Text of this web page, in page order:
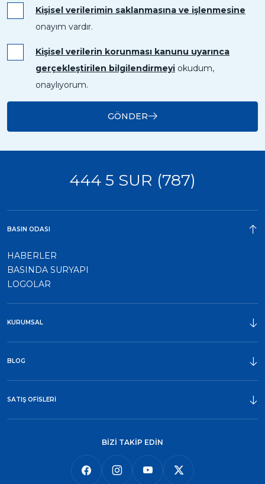
Kişisel verilerimin saklanmasına ve işlenmesine
onayım vardır.
Kişisel verilerin korunması kanunu uyarınca
gerçekleştirilen bilgilendirmeyi okudum,
onaylıyorum.
GÖNDER
444 5 SUR (787)
BİZİ TAKİP EDİN
BASIN ODASI
HABERLER
BASINDA SURYAPI
LOGOLAR
KURUMSAL
BLOG
SATIŞ OFİSLERİ